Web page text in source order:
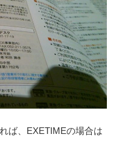
ば、EXETIMEの場合は